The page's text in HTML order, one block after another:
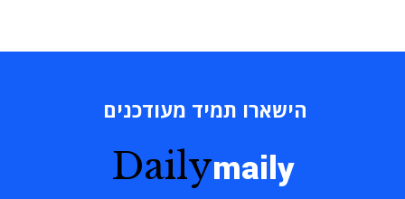
הישארו תמיד מעודכנים
Dailymaily